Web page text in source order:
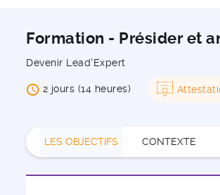
Formation - Présider et
Devenir Lead'Expert
2 jours (14 heures)
LES OBJECTIFS CONTEXTE